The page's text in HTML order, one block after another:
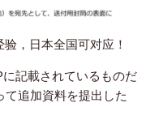
，日本全国可对应！
記載されているものだ
追加資料を提出した